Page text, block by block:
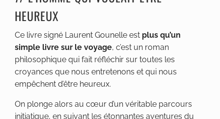
HEUREUX
Ce livre signé Laurent Gounelle est plus qu’un
simple livre sur le voyage, c’est un roman
philosophique qui fait réfléchir sur toutes les
croyances que nous entretenons et qui nous
empêchent d’être heureux.
On plonge alors au cœur d’un véritable parcours
initiatique, en suivant les étonnantes aventures du